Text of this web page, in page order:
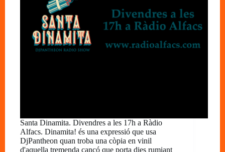
Santa Dinamita. Divendres a les 17h a Ràdio
Alfacs. Dinamita! és una expressió que usa
DjPantheon quan troba una còpia en vinil
d'aquella tremenda cançó que porta dies rumiant